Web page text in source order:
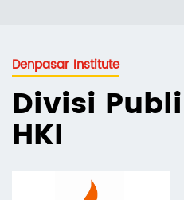
Denpasar Institute
Divisi
HKI